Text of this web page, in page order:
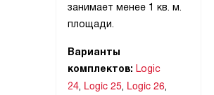
занимает менее 1 кв. м.
площади.
Варианты
комплектов: Logic
24 Logic 25 Logic 26